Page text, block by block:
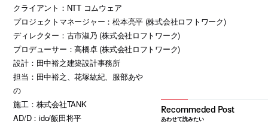
クライアント：NTT コムウェア
プロジェクトマネージャー：松本亮平 (株式会社ロフトワーク)
ディレクター：古市淑乃 (株式会社ロフトワーク)
プロデューサー：高橋卓 (株式会社ロフトワーク)
設計：田中裕之建築設計事務所
担当：田中裕之、花塚紘紀、服部あや
の
施工：株式会社TANK
AD/D：ido/飯田将平
あわせて読みたい